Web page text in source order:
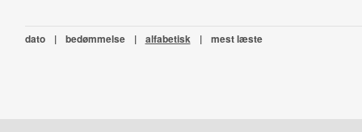
dato | bedømmelse | alfabetisk | mest læste